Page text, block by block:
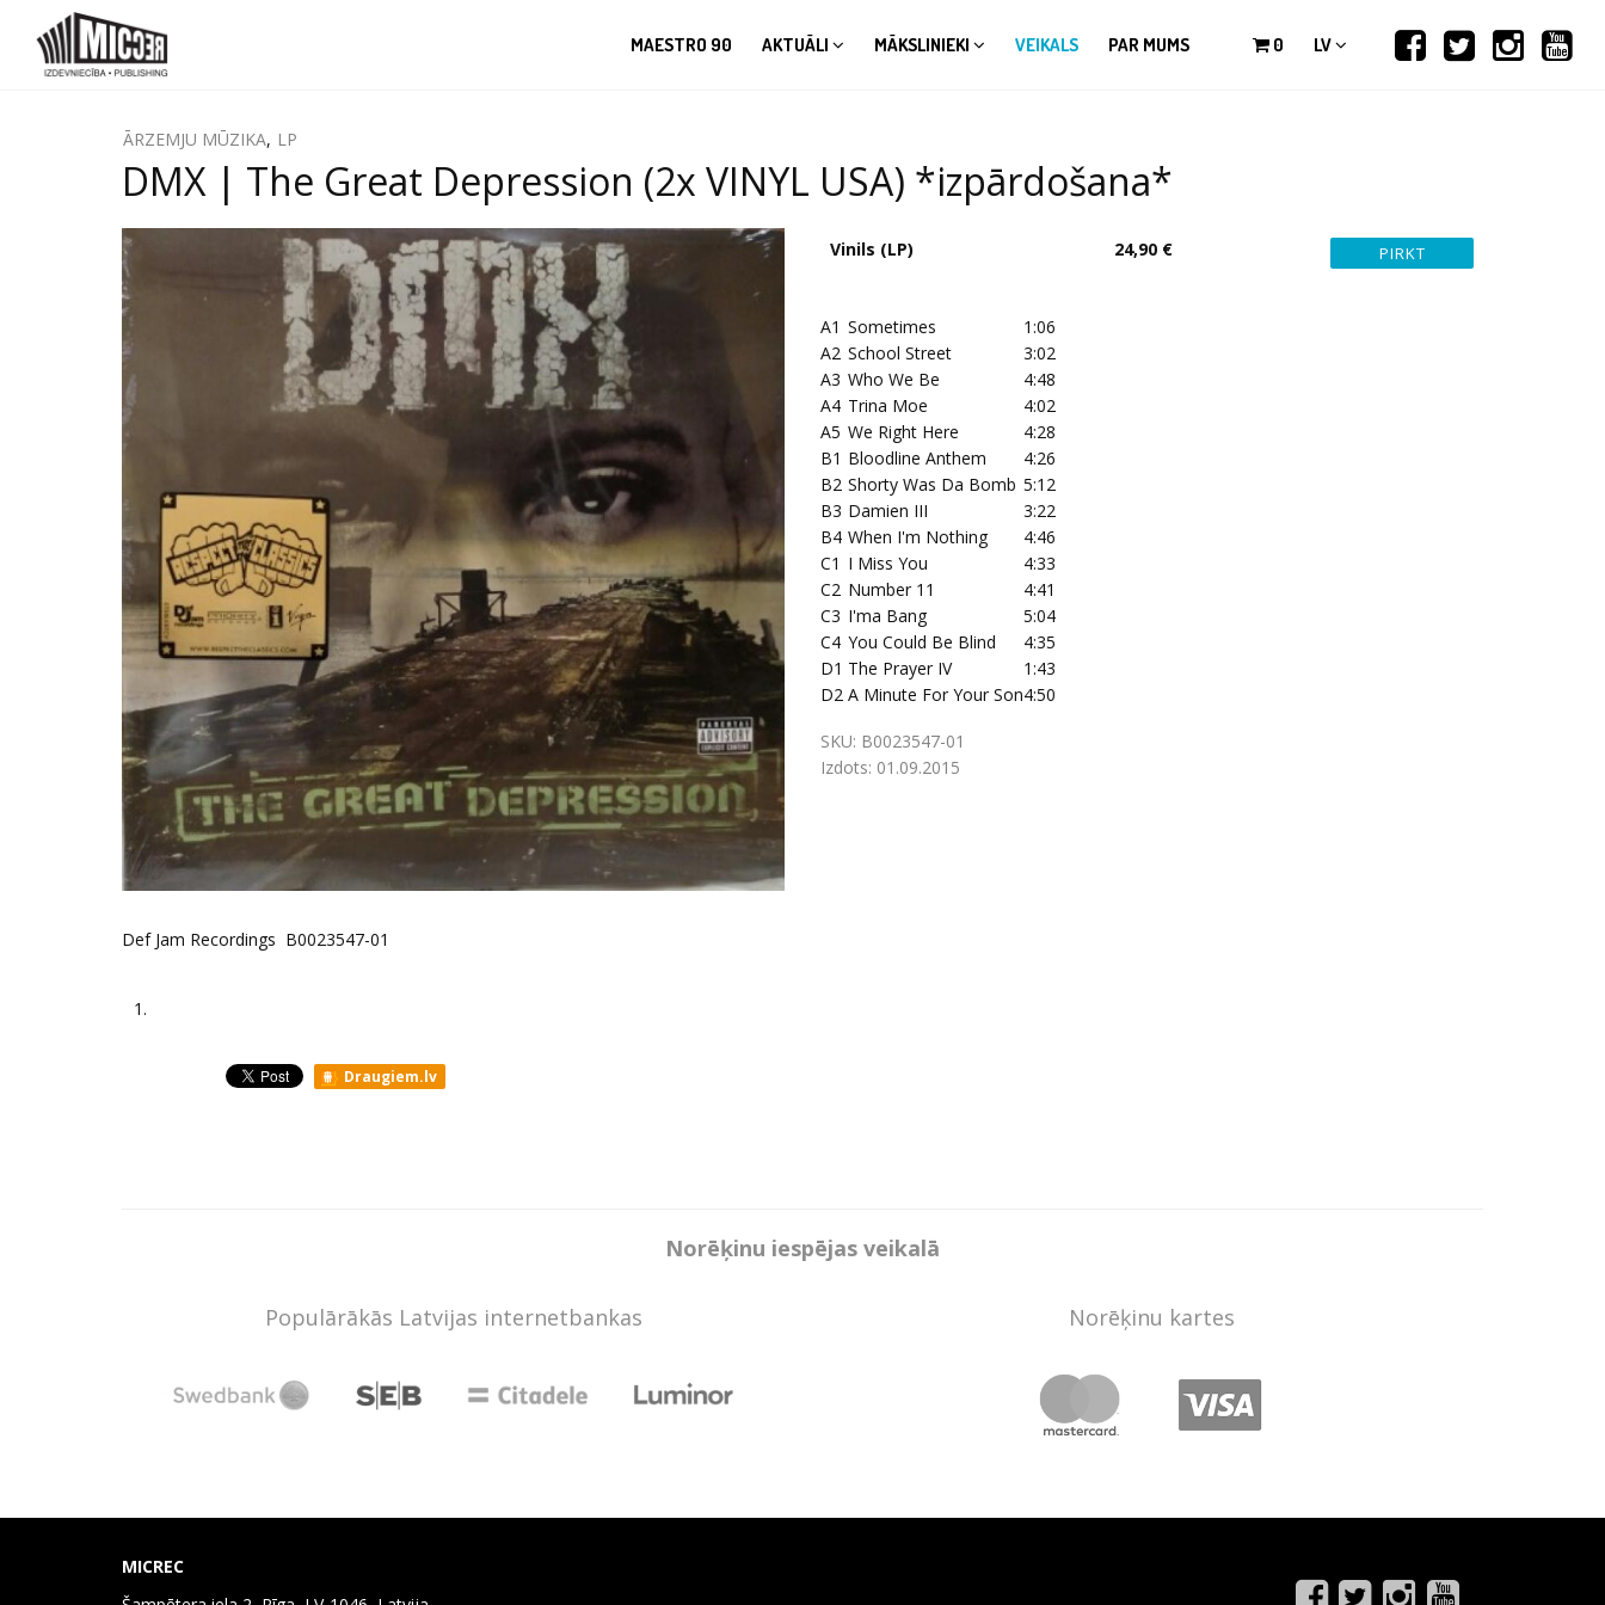
MAESTRO 90 AKTUĀLI MĀKSLINIEKI VEIKALS PAR MUMS 0 LV
ĀRZEMJU MŪZIKA, LP
DMX | The Great Depression (2x VINYL USA) *izpārdošana*
Vinils (LP) 24,90 €
A1 Sometimes
1:06
A2 School Street
3:02
A3 Who We Be
4:48
A4 Trina Moe
4:02
A5 We Right Here
4:28
B1 Bloodline Anthem
4:26
B2 Shorty Was Da Bomb 5:12
B3 Damien III
3:22
B4 When I'm Nothing
4:46
C1 I Miss You
4:33
C2 Number 11
4:41
C3 I'ma Bang
5:04
C4 You Could Be Blind
4:35
D1 The Prayer IV
1:43
D2 A Minute For Your Son4:50
SKU: B0023547-01
Izdots: 01.09.2015
Def Jam Recordings B0023547-01
1.
Draugiem.lv
Norēķinu iespējas veikalā
Populārākās Latvijas internetbankas Norēķinu kartes
MICREC